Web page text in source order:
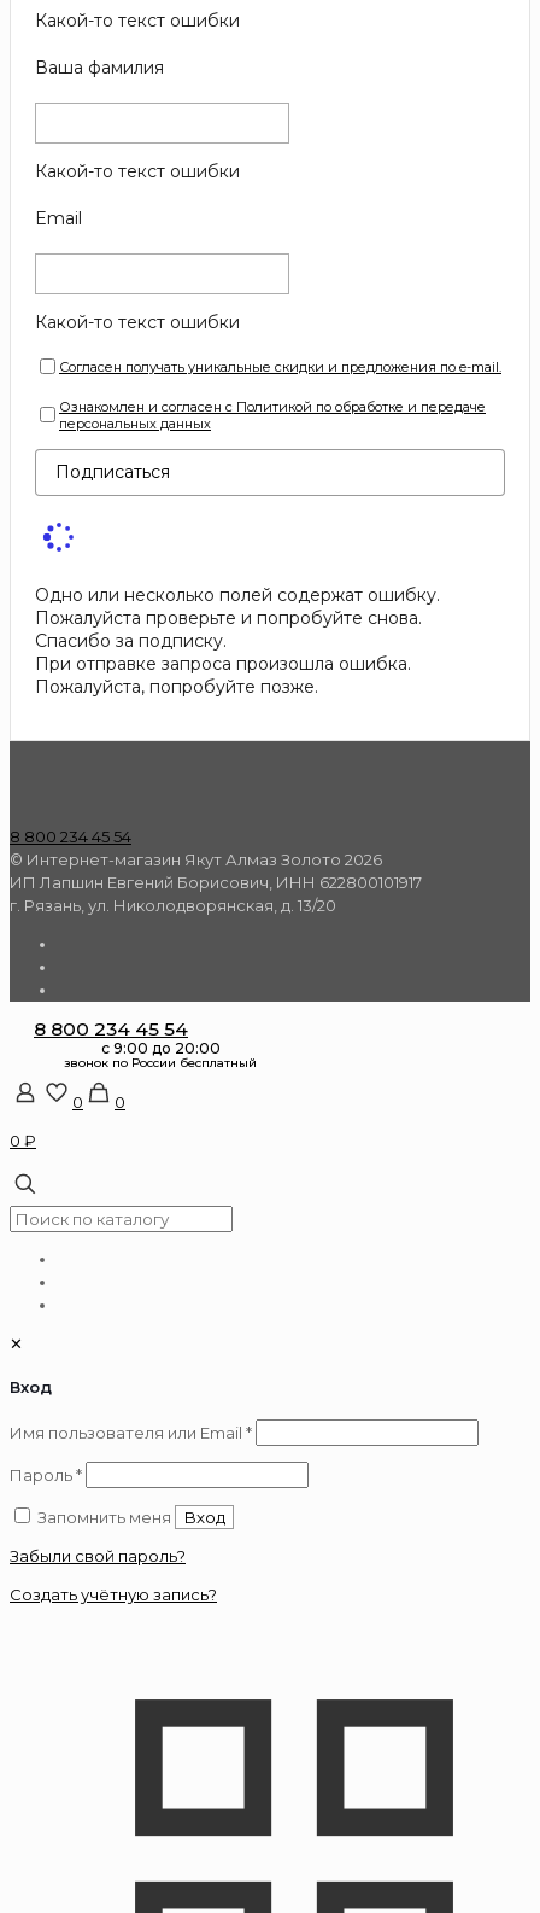
Какой-то текст ошибки
Ваша фамилия
Какой-то текст ошибки
Email
Какой-то текст ошибки
Согласен получать уникальные скидки и предложения по e-mail.
Ознакомлен и согласен с Политикой по обработке и передаче
персональных данных
Подписаться
Одно или несколько полей содержат ошибку.
Пожалуйста проверьте и попробуйте снова.
Спасибо за подписку.
При отправке запроса произошла ошибка.
Пожалуйста, попробуйте позже.
8 800 234 45 54
© Интернет-магазин Якут Алмаз Золото 2026
ИП Лапшин Евгений Борисович, ИНН 622800101917
г. Рязань, ул. Николодворянская, д. 13/20
8 800 234 45 54
0
0
0 ₽
✕
Вход
Имя пользователя или Email *Обязательно
Пароль*Обязательно
Запомнить меня
Вход
Забыли свой пароль?
Создать учётную запись?